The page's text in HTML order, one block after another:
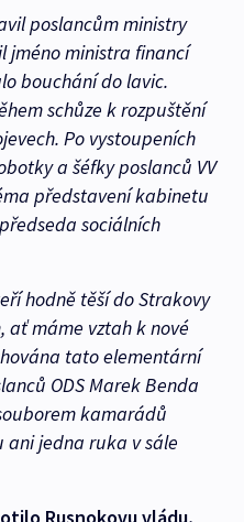
poslancům ministry
jméno ministra financí
bouchání do lavic.
schůze k rozpuštění
Po vystoupeních
a šéfky poslanců VV
představení kabinetu
sociálních
hodně těší do Strakovy
ať máme vztah k nové
tato elementární
ODS Marek Benda
kamarádů
ani jedna ruka v sále
Rusnokovu vládu,